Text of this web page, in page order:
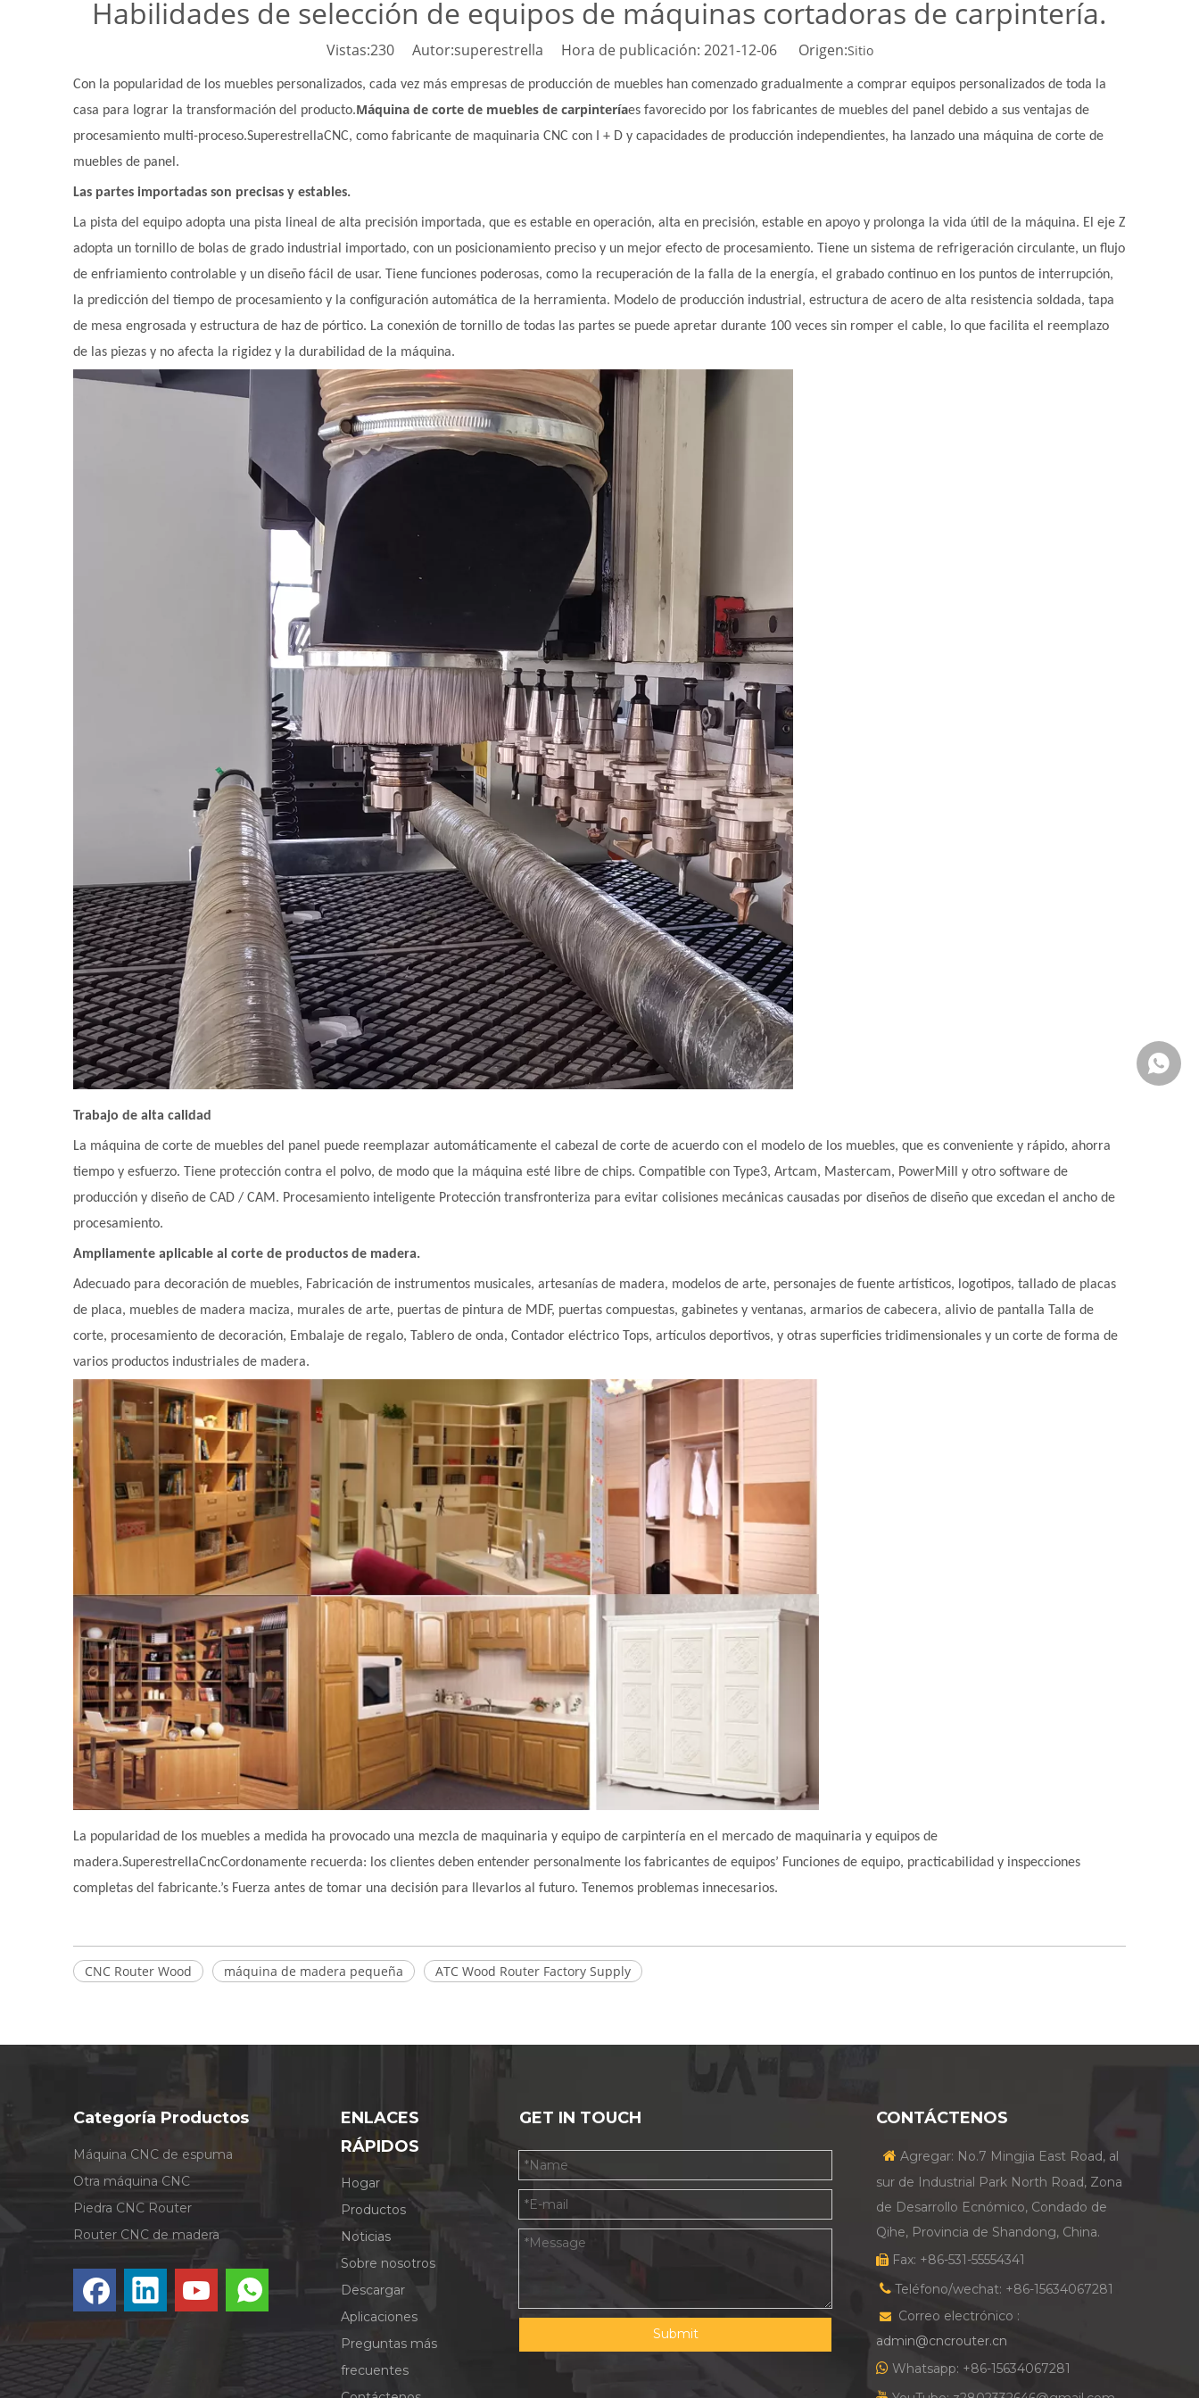
Habilidades de selección de equipos de máquinas cortadoras de carpintería.
Vistas:230Autor:superestrella Hora de publicación: 2021-12-06 Origen:Sitio
Con la popularidad de los muebles personalizados, cada vez más empresas de producción de muebles han comenzado gradualmente a comprar equipos personalizados de toda la
casa para lograr la transformación del producto.Máquina de corte de muebles de carpinteríaes favorecido por los fabricantes de muebles del panel debido a sus ventajas de
procesamiento multi-proceso.SuperestrellaCNC, como fabricante de maquinaria CNC con I + D y capacidades de producción independientes, ha lanzado una máquina de corte de
muebles de panel.
Las partes importadas son precisas y estables.
La pista del equipo adopta una pista lineal de alta precisión importada, que es estable en operación, alta en precisión, estable en apoyo y prolonga la vida útil de la máquina. El eje Z
adopta un tornillo de bolas de grado industrial importado, con un posicionamiento preciso y un mejor efecto de procesamiento. Tiene un sistema de refrigeración circulante, un flujo
de enfriamiento controlable y un diseño fácil de usar. Tiene funciones poderosas, como la recuperación de la falla de la energía, el grabado continuo en los puntos de interrupción,
la predicción del tiempo de procesamiento y la configuración automática de la herramienta. Modelo de producción industrial, estructura de acero de alta resistencia soldada, tapa
de mesa engrosada y estructura de haz de pórtico. La conexión de tornillo de todas las partes se puede apretar durante 100 veces sin romper el cable, lo que facilita el reemplazo
de las piezas y no afecta la rigidez y la durabilidad de la máquina.
Trabajo de alta calidad
La máquina de corte de muebles del panel puede reemplazar automáticamente el cabezal de corte de acuerdo con el modelo de los muebles, que es conveniente y rápido, ahorra
tiempo y esfuerzo. Tiene protección contra el polvo, de modo que la máquina esté libre de chips. Compatible con Type3, Artcam, Mastercam, PowerMill y otro software de
producción y diseño de CAD / CAM. Procesamiento inteligente Protección transfronteriza para evitar colisiones mecánicas causadas por diseños de diseño que excedan el ancho de
procesamiento.
Ampliamente aplicable al corte de productos de madera.
Adecuado para decoración de muebles, Fabricación de instrumentos musicales, artesanías de madera, modelos de arte, personajes de fuente artísticos, logotipos, tallado de placas
de placa, muebles de madera maciza, murales de arte, puertas de pintura de MDF, puertas compuestas, gabinetes y ventanas, armarios de cabecera, alivio de pantalla Talla de
corte, procesamiento de decoración, Embalaje de regalo, Tablero de onda, Contador eléctrico
Tops, artículos deportivos, y otras superficies tridimensionales y un corte de forma de
varios productos industriales de madera.
La popularidad de los muebles a medida ha provocado una mezcla de maquinaria y equipo de carpintería en el mercado de maquinaria y equipos de
madera.SuperestrellaCncCordonamente recuerda: los clientes deben entender personalmente los fabricantes de equipos’ Funciones de equipo, practicabilidad y inspecciones
completas del fabricante.’s Fuerza antes de tomar una decisión para llevarlos al futuro. Tenemos problemas innecesarios.
CNC Router Wood máquina de madera pequeña ATC Wood Router Factory Supply
Categoría Productos
Máquina CNC de espuma
Otra máquina CNC
Piedra CNC Router
Router CNC de madera
ENLACES
RÁPIDOS
Hogar
Productos
Noticias
Sobre nosotros
Descargar
Aplicaciones
Preguntas más
frecuentes
GET IN TOUCH
Submit
CONTÁCTENOS
 Agregar: No.7 Mingjia East Road, al
sur de Industrial Park North Road, Zona
de Desarrollo Ecnómico, Condado de
Qihe, Provincia de Shandong, China.
 Fax: +86-531-55554341
 Teléfono/wechat: +86-15634067281

Correo electrónico :
admin@cncrouter.cn
 Whatsapp: +86-15634067281